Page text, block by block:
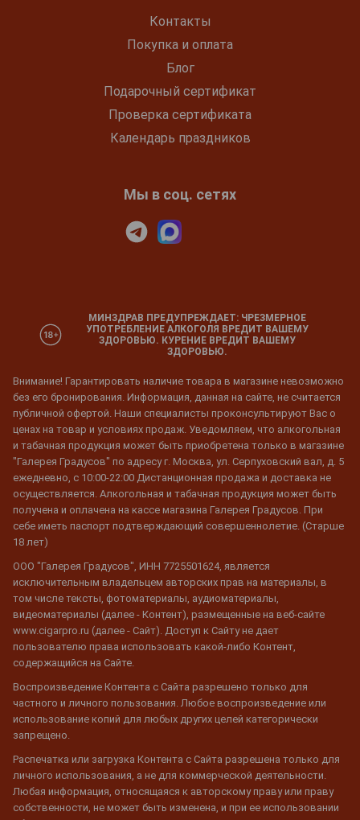
Контакты
Покупка и оплата
Блог
Подарочный сертификат
Проверка сертификата
Календарь праздников
Мы в соц. сетях
МИНЗДРАВ ПРЕДУПРЕЖДАЕТ: ЧРЕЗМЕРНОЕ
УПОТРЕБЛЕНИЕ АЛКОГОЛЯ ВРЕДИТ ВАШЕМУ
ЗДОРОВЬЮ. КУРЕНИЕ ВРЕДИТ ВАШЕМУ
ЗДОРОВЬЮ.
Внимание! Гарантировать наличие товара в магазине невозможно
без его бронирования. Информация, данная на сайте, не считается
публичной офертой. Наши специалисты проконсультируют Вас о
ценах на товар и условиях продаж. Уведомляем, что алкогольная
и табачная продукция может быть приобретена только в магазине
"Галерея Градусов" по адресу г. Москва, ул. Серпуховский вал, д. 5
ежедневно, с 10:00-22:00 Дистанционная продажа и доставка не
осуществляется. Алкогольная и табачная продукция может быть
получена и оплачена на кассе магазина Галерея Градусов. При
себе иметь паспорт подтверждающий совершеннолетие. (Старше
18 лет)
ООО "Галерея Градусов", ИНН 7725501624, является
исключительным владельцем авторских прав на материалы, в
том числе тексты, фотоматериалы, аудиоматериалы,
видеоматериалы (далее - Контент), размещенные на веб-сайте
www.cigarpro.ru (далее - Сайт). Доступ к Сайту не дает
пользователю права использовать какой-либо Контент,
содержащийся на Сайте.
Воспроизведение Контента с Сайта разрешено только для
частного и личного пользования. Любое воспроизведение или
использование копий для любых других целей категорически
запрещено.
Распечатка или загрузка Контента с Сайта разрешена только для
личного использования, а не для коммерческой деятельности.
Любая информация, относящаяся к авторскому праву или праву
собственности, не может быть изменена, и при ее использовании